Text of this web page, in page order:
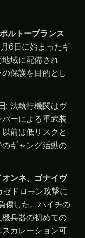
ルトープランス
6日に始まったギ
域に配備され
保護を目的とし
: 法執行機関はヴ
ーによる重武装
前は低リスクと
ギャング活動の
ンネ、ゴナイヴ
ドローン攻撃に
傷した。ハイチの
兵器の初めての
カレーション可